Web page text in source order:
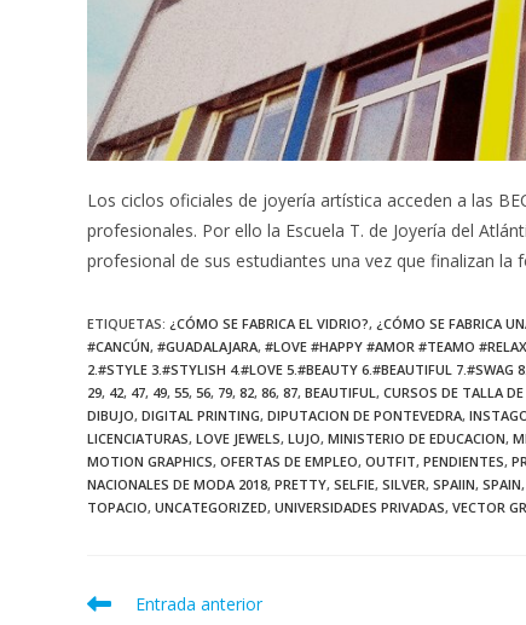
Los ciclos oficiales de joyería artística acceden a las
profesionales. Por ello la Escuela T. de Joyería del
profesional de sus estudiantes una vez que finalizan la
ETIQUETAS: ¿CÓMO SE FABRICA EL VIDRIO?, ¿CÓMO SE FABRICA
#CANCÚN, #GUADALAJARA, #LOVE #HAPPY #AMOR #TEAMO
2.#STYLE 3.#STYLISH 4.#LOVE 5.#BEAUTY 6.#BEAUTIFUL
29, 42, 47, 49, 55, 56, 79, 82, 86, 87, BEAUTIFUL, CURSOS DE TALLA
DIBUJO, DIGITAL PRINTING, DIPUTACION DE PONTEVEDRA,
LICENCIATURAS, LOVE JEWELS, LUJO, MINISTERIO DE EDUCACION,
MOTION GRAPHICS, OFERTAS DE EMPLEO, OUTFIT, PENDIENTES,
NACIONALES DE MODA 2018, PRETTY, SELFIE, SILVER, SPAIIN, SPAIN,
TOPACIO, UNCATEGORIZED, UNIVERSIDADES PRIVADAS, VECTOR
Leer
Entrada anterior